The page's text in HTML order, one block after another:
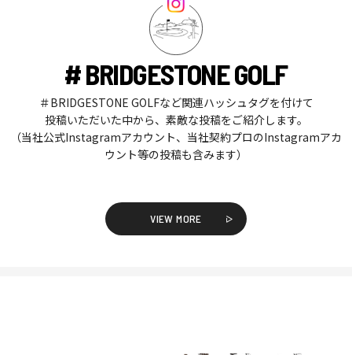
# BRIDGESTONE GOLF
＃BRIDGESTONE GOLFなど関連ハッシュタグを付けて
投稿いただいた中から、素敵な投稿をご紹介します。
（当社公式Instagramアカウント、当社契約プロのInstagramアカ
ウント等の投稿も含みます）
VIEW MORE